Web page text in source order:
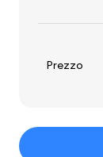
Prezzo